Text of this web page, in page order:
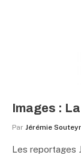
Images :
Par Jérémie
Les reportages